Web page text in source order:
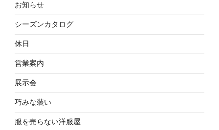
お知らせ
シーズンカタログ
休日
営業案内
展示会
巧みな装い
服を売らない洋服屋